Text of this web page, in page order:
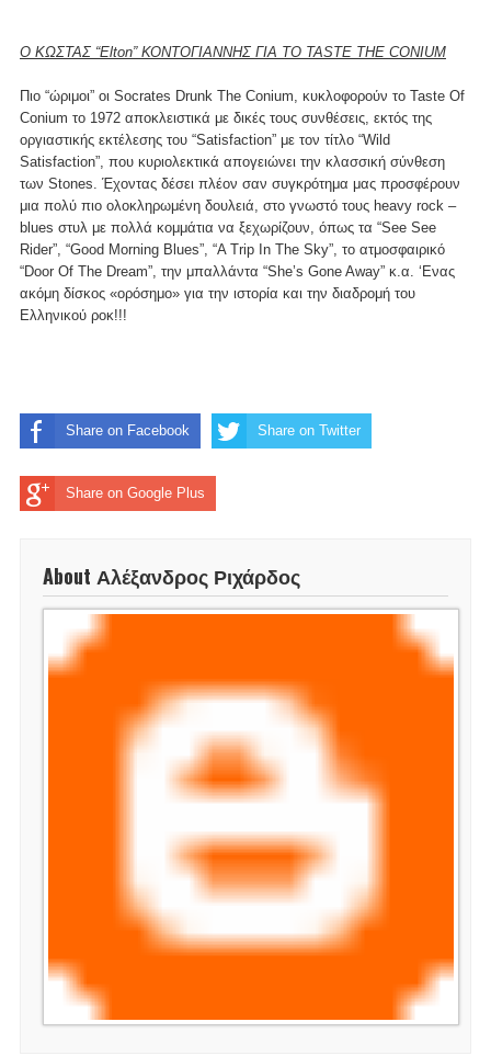
Ο ΚΩΣΤΑΣ “Elton” ΚΟΝΤΟΓΙΑΝΝΗΣ ΓΙΑ ΤΟ TASTE THE CONIUM
Πιο “ώριμοι” οι Socrates Drunk The Conium, κυκλοφορούν το Taste Of
Conium το 1972 αποκλειστικά με δικές τους συνθέσεις, εκτός της
οργιαστικής εκτέλεσης του “Satisfaction” με τον τίτλο “Wild
Satisfaction”, που κυριολεκτικά απογειώνει την κλασσική σύνθεση
των Stones. Έχοντας δέσει πλέον σαν συγκρότημα μας προσφέρουν
μια πολύ πιο ολοκληρωμένη δουλειά, στο γνωστό τους heavy rock –
blues στυλ με πολλά κομμάτια να ξεχωρίζουν, όπως τα “See See
Rider”, “Good Morning Blues”, “A Trip In The Sky”, το ατμοσφαιρικό
“Door Of The Dream”, την μπαλλάντα “She’s Gone Away” κ.α. ‘Ενας
ακόμη δίσκος «ορόσημο» για την ιστορία και την διαδρομή του
Ελληνικού ροκ!!!
Share on Facebook Share on Twitter
Share on Google Plus
About Αλέξανδρος Ριχάρδος